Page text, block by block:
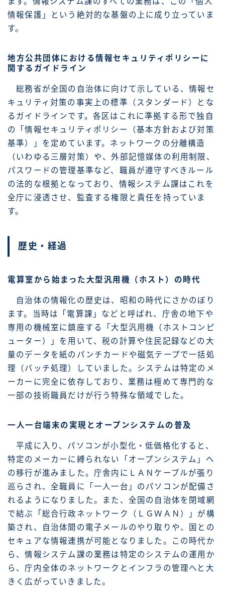
情報保護」という絶対的な基盤の上に成り立っていま
す。
地方公共団体における情報セキュリティポリシーに
関するガイドライン
総務省が全国の自治体に向けて示している、情報セ
キュリティ対策の事実上の標準（スタンダード）とな
るガイドラインです。各区はこれに準拠する形で独自
の「情報セキュリティポリシー（基本方針および対策
基準）」を定めています。ネットワークの分離構造
（いわゆる三層対策）や、外部記憶媒体の利用制限、
パスワードの管理基準など、職員が遵守すべきルール
の法的な根拠となっており、情報システム課はこれを
全庁に浸透させ、監査する権限と責任を持っていま
す。
歴史・経過
電算室から始まった大型汎用機（ホスト）の時代
自治体の情報化の歴史は、昭和の時代にさかのぼり
ます。当時は「電算課」などと呼ばれ、庁舎の地下や
専用の機械室に鎮座する「大型汎用機（ホストコンピ
ューター）」を用いて、税の計算や住民記録などの大
量のデータを紙のパンチカードや磁気テープで一括処
理（バッチ処理）していました。システムは特定のメ
ーカーに完全に依存しており、業務は極めて専門的な
一部の技術職員だけが行う特殊な領域でした。
一人一台端末の実現とオープンシステムの普及
平成に入り、パソコンが小型化・低価格化すると、
特定のメーカーに縛られない「オープンシステム」へ
の移行が進みました。庁舎内にＬＡＮケーブルが張り
巡らされ、全職員に「一人一台」のパソコンが配備さ
れるようになりました。また、全国の自治体を閉域網
で結ぶ「総合行政ネットワーク（ＬＧＷＡＮ）」が構
築され、自治体間の電子メールのやり取りや、国との
セキュアな情報連携が可能となりました。この時代か
ら、情報システム課の業務は特定のシステムの運用か
ら、庁内全体のネットワークとインフラの管理へと大
きく広がっていきました。